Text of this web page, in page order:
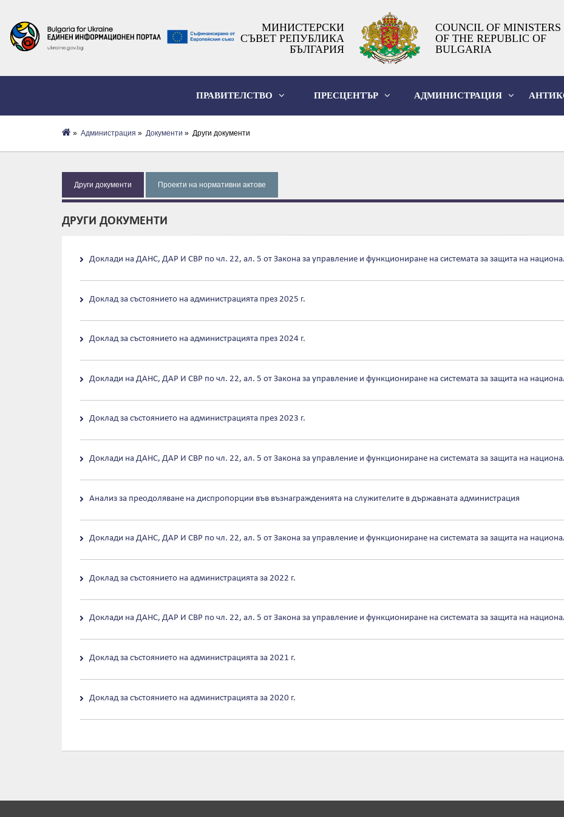
МИНИСТЕРСКИ
СЪВЕТ РЕПУБЛИКА
БЪЛГАРИЯ
COUNCIL OF MINISTERS
OF THE REPUBLIC OF
BULGARIA
ПРАВИТЕЛСТВО ПРЕСЦЕНТЪР АДМИНИСТРАЦИЯ
» Администрация » Документи » Други документи
Други документи Проекти на нормативни актове
ДРУГИ ДОКУМЕНТИ
Доклади на ДАНС, ДАР И СВР по чл. 22, ал. 5 от Закона за управление и функциониране на системата за защита на
Доклад за състоянието на администрацията през 2025 г.
Доклад за състоянието на администрацията през 2024 г.
Доклади на ДАНС, ДАР И СВР по чл. 22, ал. 5 от Закона за управление и функциониране на системата за защита на
Доклад за състоянието на администрацията през 2023 г.
Доклади на ДАНС, ДАР И СВР по чл. 22, ал. 5 от Закона за управление и функциониране на системата за защита на
Анализ за преодоляване на диспропорции във възнагражденията на служителите в държавната администрация
Доклади на ДАНС, ДАР И СВР по чл. 22, ал. 5 от Закона за управление и функциониране на системата за защита на
Доклад за състоянието на администрацията за 2022 г.
Доклади на ДАНС, ДАР И СВР по чл. 22, ал. 5 от Закона за управление и функциониране на системата за защита на
Доклад за състоянието на администрацията за 2021 г.
Доклад за състоянието на администрацията за 2020 г.